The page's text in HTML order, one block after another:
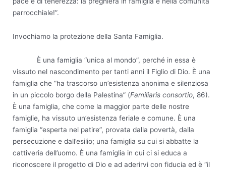
parrocchiale!”.
Invochiamo la protezione della Santa Famiglia.
È una famiglia “unica al mondo”, perché in essa è
vissuto nel nascondimento per tanti anni il Figlio di Dio. È una
famiglia che “ha trascorso un’esistenza anonima e silenziosa
in un piccolo borgo della Palestina” (Familiaris consortio, 86).
È una famiglia, che come la maggior parte delle nostre
famiglie, ha vissuto un’esistenza feriale e comune. È una
famiglia “esperta nel patire”, provata dalla povertà, dalla
persecuzione e dall’esilio; una famiglia su cui si abbatte la
cattiveria dell’uomo. È una famiglia in cui ci si educa a
riconoscere il progetto di Dio e ad aderirvi con fiducia ed è “il